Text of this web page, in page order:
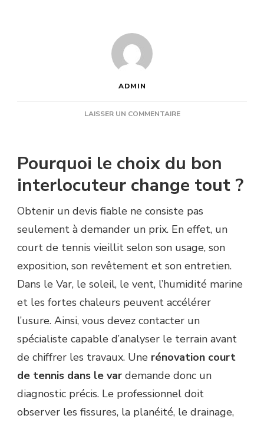
ADMIN
LAISSER UN COMMENTAIRESUR
OBTENIR
DEVIS
DE
RÉNOVATION
DE
TENNIS
LE
VAR
Pourquoi le choix du bon
interlocuteur change tout ?
Obtenir un devis fiable ne consiste pas
seulement à demander un prix. En effet, un
court de tennis vieillit selon son usage, son
exposition, son revêtement et son entretien.
Dans le Var, le soleil, le vent, l’humidité marine
et les fortes chaleurs peuvent accélérer
l’usure. Ainsi, vous devez contacter un
spécialiste capable d’analyser le terrain avant
de chiffrer les travaux. Une rénovation court
de tennis dans le var demande donc un
diagnostic précis. Le professionnel doit
observer les fissures, la planéité, le drainage,